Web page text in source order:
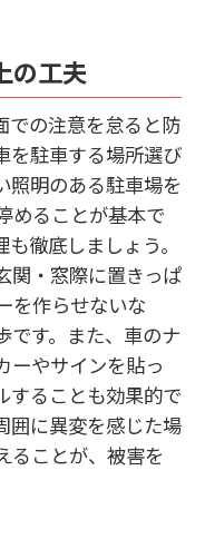
の工夫
での注意を怠ると防
を駐車する場所選び
照明のある駐車場を
めることが基本で
徹底しましょう。
関・窓際に置きっぱ
を作らせないな
です。また、車のナ
ーやサインを貼っ
することも効果的で
囲に異変を感じた場
ることが、被害を